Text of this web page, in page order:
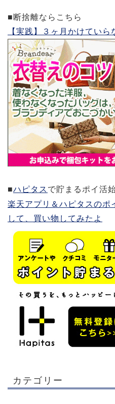
■断捨離ならこちら
【実践】３ヶ月かけていら
■ハピタス で貯まるポイ活
楽天アプリ＆ハピタスのポ
して、買い物してみたよ
カテゴリー